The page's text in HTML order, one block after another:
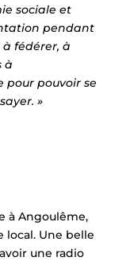
sociale et
pendant
fédérer, à
à
pour pouvoir se
»
à Angoulême,
local. Une belle
une radio